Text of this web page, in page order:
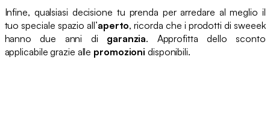
Infine, qualsiasi decisione tu prenda per arredare al meglio il
tuo speciale spazio all’aperto, ricorda che i prodotti di sweeek
hanno due anni di garanzia. Approfitta dello sconto
applicabile grazie alle promozioni disponibili.